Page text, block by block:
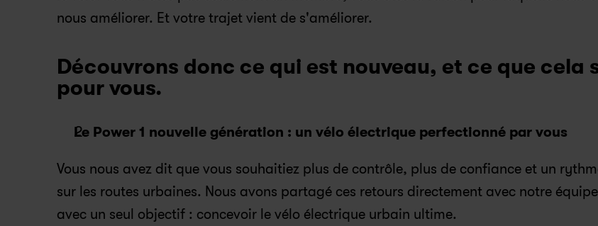
nous améliorer. Et votre trajet vient de s'améliorer.
Découvrons donc ce qui est nouveau, et ce que cela
pour vous.
Le Power 1 nouvelle génération : un vélo électrique perfectionné par vous
Vous nous avez dit que vous souhaitiez plus de contrôle, plus de confiance et un
sur les routes urbaines. Nous avons partagé ces retours directement avec notre
avec un seul objectif : concevoir le vélo électrique urbain ultime.